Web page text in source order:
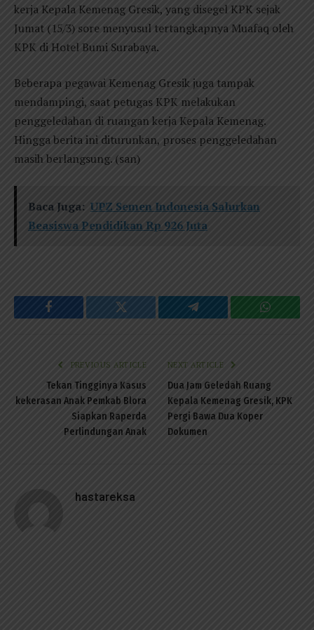
kerja Kepala Kemenag Gresik, yang disegel KPK sejak
Jumat (15/3) sore menyusul tertangkapnya Muafaq oleh
KPK di Hotel Bumi Surabaya.
Beberapa pegawai Kemenag Gresik juga tampak
mendampingi, saat petugas KPK melakukan
penggeledahan di ruangan kerja Kepala Kemenag.
Hingga berita ini diturunkan, proses penggeledahan
masih berlangsung. (san)
Baca Juga: UPZ Semen Indonesia Salurkan
Beasiswa Pendidikan Rp 926 Juta
Facebook Twitter Telegram
PREVIOUS ARTICLE
Tekan Tingginya Kasus
kekerasan Anak Pemkab Blora
Siapkan Raperda
Perlindungan Anak
NEXT ARTICLE
Dua Jam Geledah Ruang
Kepala Kemenag Gresik, KPK
Pergi Bawa Dua Koper
Dokumen
hastareksa